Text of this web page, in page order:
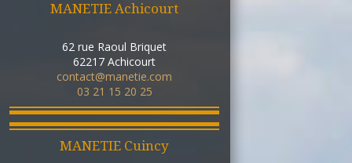
MANETIE Achicourt
62 rue Raoul Briquet
62217 Achicourt
contact@manetie.com
03 21 15 20 25
MANETIE Cuincy